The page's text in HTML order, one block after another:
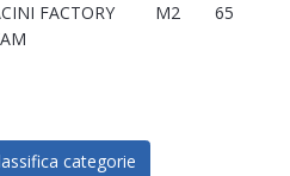
FACTORY
M2 65
categorie